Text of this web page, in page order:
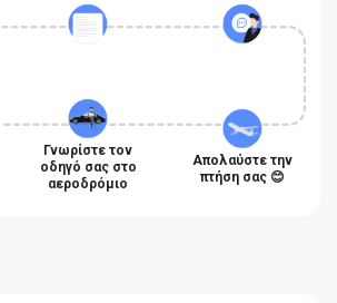
Γνωρίστε τον
οδηγό σας στο
αεροδρόμιο
Απολαύστε την
πτήση σας 😊